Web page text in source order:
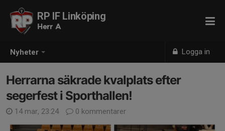
Nyheter Logga in
RP IF Linköping
Herr A
Herrarna säkrade kvalplats efter
segerfest i Sporthallen!
14 mar, 23:24 0 kommentarer